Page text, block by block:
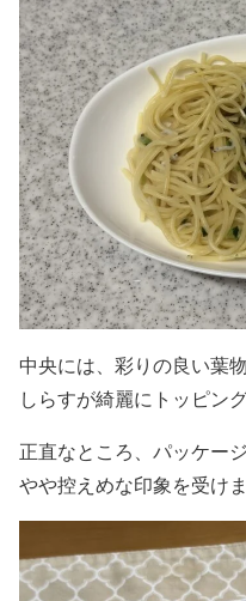
中央には、彩りの良い葉
しらすが綺麗にトッピン
正直なところ、パッケー
やや控えめな印象を受けま